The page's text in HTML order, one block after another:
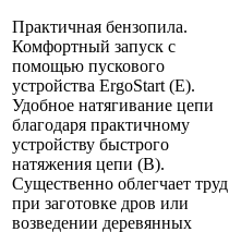
Практичная бензопила.
Комфортный запуск с
помощью пускового
устройства ErgoStart (E).
Удобное натягивание цепи
благодаря практичному
устройству быстрого
натяжения цепи (B).
Существенно облегчает труд
при заготовке дров или
возведении деревянных